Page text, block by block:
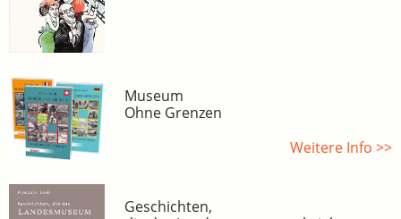
Museum
Ohne Grenzen
Weitere Info >>
Geschichten,